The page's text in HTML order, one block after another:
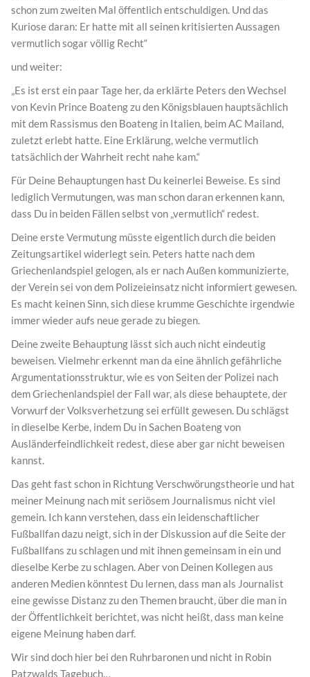
schon zum zweiten Mal öffentlich entschuldigen. Und das
Kuriose daran: Er hatte mit all seinen kritisierten Aussagen
vermutlich sogar völlig Recht“
und weiter:
„Es ist erst ein paar Tage her, da erklärte Peters den Wechsel
von Kevin Prince Boateng zu den Königsblauen hauptsächlich
mit dem Rassismus den Boateng in Italien, beim AC Mailand,
zuletzt erlebt hatte. Eine Erklärung, welche vermutlich
tatsächlich der Wahrheit recht nahe kam.“
Für Deine Behauptungen hast Du keinerlei Beweise. Es sind
lediglich Vermutungen, was man schon daran erkennen kann,
dass Du in beiden Fällen selbst von „vermutlich“ redest.
Deine erste Vermutung müsste eigentlich durch die beiden
Zeitungsartikel widerlegt sein. Peters hatte nach dem
Griechenlandspiel gelogen, als er nach Außen kommunizierte,
der Verein sei von dem Polizeieinsatz nicht informiert gewesen.
Es macht keinen Sinn, sich diese krumme Geschichte irgendwie
immer wieder aufs neue gerade zu biegen.
Deine zweite Behauptung lässt sich auch nicht eindeutig
beweisen. Vielmehr erkennt man da eine ähnlich gefährliche
Argumentationsstruktur, wie es von Seiten der Polizei nach
dem Griechenlandspiel der Fall war, als diese behauptete, der
Vorwurf der Volksverhetzung sei erfüllt gewesen. Du schlägst
in dieselbe Kerbe, indem Du in Sachen Boateng von
Ausländerfeindlichkeit redest, diese aber gar nicht beweisen
kannst.
Das geht fast schon in Richtung Verschwörungstheorie und hat
meiner Meinung nach mit seriösem Journalismus nicht viel
gemein. Ich kann verstehen, dass ein leidenschaftlicher
Fußballfan dazu neigt, sich in der Diskussion auf die Seite der
Fußballfans zu schlagen und mit ihnen gemeinsam in ein und
dieselbe Kerbe zu schlagen. Aber von Deinen Kollegen aus
anderen Medien könntest Du lernen, dass man als Journalist
eine gewisse Distanz zu den Themen braucht, über die man in
der Öffentlichkeit berichtet, was nicht heißt, dass man keine
eigene Meinung haben darf.
Wir sind doch hier bei den Ruhrbaronen und nicht in Robin
Patzwalds Tagebuch…